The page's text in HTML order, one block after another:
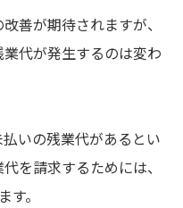
善が期待されますが、
代が発生するのは変わ
いの残業代があるとい
を請求するためには、
。